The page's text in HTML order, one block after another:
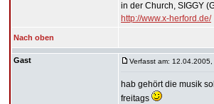
in der Church, SIGGY
http://www.x-herford.de/
Nach oben
Gast Verfasst am:
hab gehört die musik
freitags